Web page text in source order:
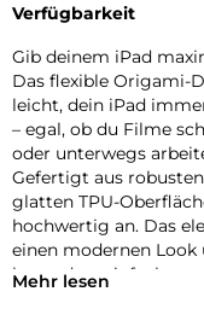
Verfügbarkeit
Gib deinem iPad
Das flexible Origami-
leicht, dein iPad
– egal, ob du Filme
oder unterwegs
Gefertigt aus
glatten TPU-
hochwertig an. Das
einen modernen Look
besonders einfach.
Mehr lesen